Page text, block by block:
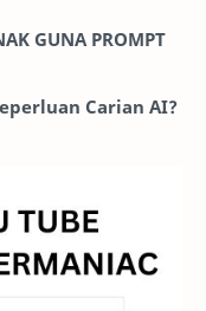
GUNA PROMPT
Carian AI?